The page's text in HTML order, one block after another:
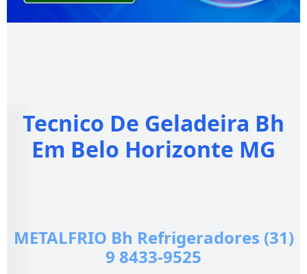
Tecnico De Geladeira Bh
Em Belo Horizonte MG
METALFRIO Bh Refrigeradores (31)
9 8433-9525